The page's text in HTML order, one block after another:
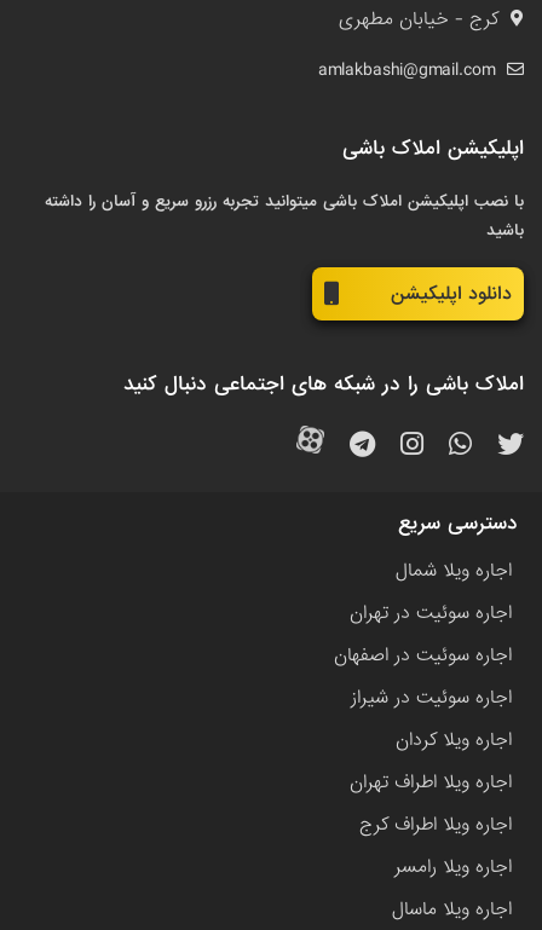
کرج - خیابان مطهری
amlakbashi@gmail.com
اپلیکیشن املاک باشی
با نصب اپلیکیشن املاک باشی میتوانید تجربه رزرو سریع و آسان را داشته
باشید
دانلود اپلیکیشن
املاک باشی را در شبکه های اجتماعی دنبال کنید
دسترسی سریع
اجاره ویلا شمال
اجاره سوئیت در تهران
اجاره سوئیت در اصفهان
اجاره سوئیت در شیراز
اجاره ویلا کردان
اجاره ویلا اطراف تهران
اجاره ویلا اطراف کرج
اجاره ویلا رامسر
اجاره ویلا ماسال